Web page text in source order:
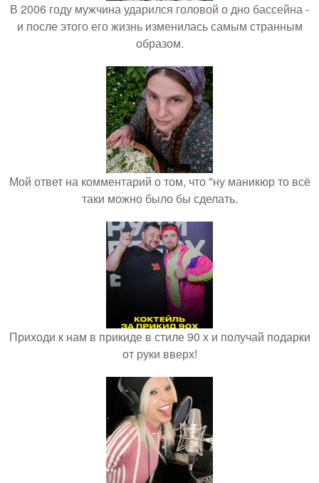
В 2006 году мужчина ударился головой о дно бассейна -
и после этого его жизнь изменилась самым странным
образом.
Мой ответ на комментарий о том, что "ну маникюр то всё
таки можно было бы сделать.
Приходи к нам в прикиде в стиле 90 х и получай подарки
от руки вверх!